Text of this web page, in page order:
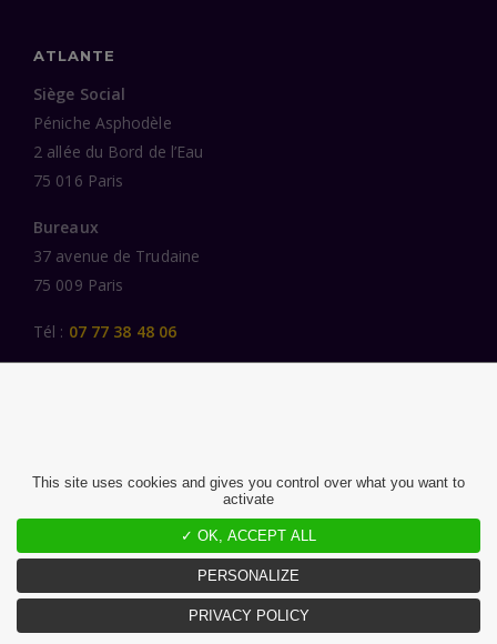
ATLANTE
Siège Social
Péniche Asphodèle
2 allée du Bord de l’Eau
75 016 Paris
Bureaux
37 avenue de Trudaine
75 009 Paris
Tél : 07 77 38 48 06
DES FEMMES ET DES HOMMES ENGAGÉS
MENTIONS LÉGALES ET CGU
This site uses cookies and gives you control over what you want to
activate
✓ OK, ACCEPT ALL
PERSONALIZE
PRIVACY POLICY